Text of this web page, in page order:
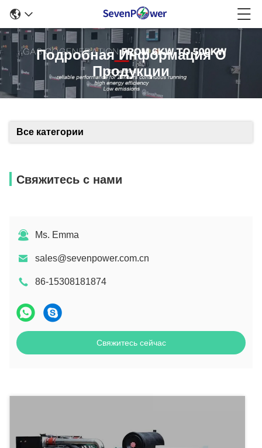
Подробная Информация О
Продукции
Все категории
Свяжитесь с нами
Ms. Emma
sales@sevenpower.com.cn
86-15308181874
Свяжитесь сейчас